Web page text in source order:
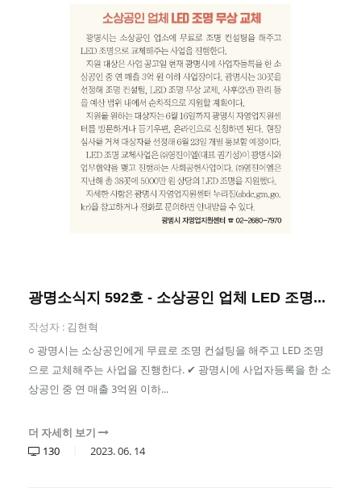
광명소식지 592호 - 소상공인 업체 LED 조명...
작성자 : 김현혁
○ 광명시는 소상공인에게 무료로 조명 컨설팅을 해주고 LED 조명
으로 교체해주는 사업을 진행한다. ✔ 광명시에 사업자등록을 한 소
상공인 중 연 매출 3억원 이하...
더 자세히 보기
130
2023.06. 14